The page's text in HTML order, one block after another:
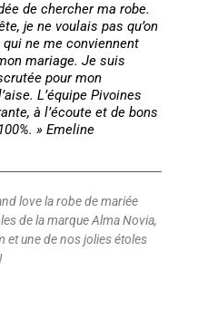
de chercher ma robe.
je ne voulais pas qu’on
ne me conviennent
mariage. Je suis
pour mon
L’équipe Pivoines
à l’écoute et de bons
» Emeline
love la robe de mariée
de la marque Alma Novia,
et une de nos jolies étoles